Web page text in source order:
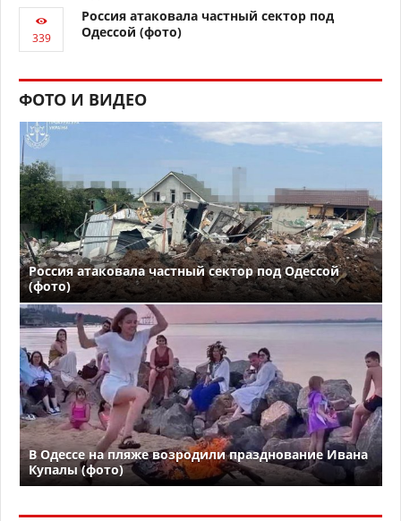
Россия атаковала частный сектор под
Одессой (фото)
ФОТО И ВИДЕО
Россия атаковала частный сектор под Одессой
(фото)
В Одессе на пляже возродили празднование Ивана
Купалы (фото)